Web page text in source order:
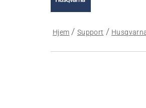
Hjem Support